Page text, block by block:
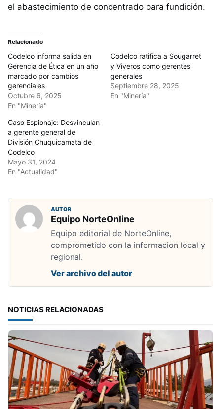
el abastecimiento de concentrado para fundición.
Relacionado
Codelco informa salida en
Gerencia de Ética en un año
marcado por cambios
gerenciales
Octubre 6, 2025
En "Minería"
Codelco ratifica a Sougarret
y Viveros como gerentes
generales
Septiembre 28, 2025
En "Minería"
Caso Espionaje: Desvinculan
a gerente general de
División Chuquicamata de
Codelco
Mayo 31, 2024
En "Actualidad"
AUTOR
Equipo NorteOnline
Equipo editorial de NorteOnline,
comprometido con la informacion local y
regional.
Ver archivo del autor
NOTICIAS RELACIONADAS